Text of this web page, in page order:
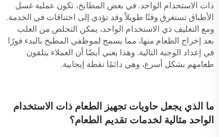
ذات الاستخدام الواحد. في بعض المطابخ، تكون عملية غسل
الأطباق تستغرق وقتًا طويلاً وقد تؤدي إلى اختناقات في الخدمة.
ومع التغليف ذي الاستخدام الواحد، يمكن التخلص من العلب
بعد إخراج الطعام منها، مما يسمح لموظفي المطبخ بالبدء فورًا
في إعداد الوجبة التالية. وهذا يعني أيضًا أن العملاء يتلقون
طعامهم بشكل أسرع، وهي دائمًا نقطة إيجابية.
ما الذي يجعل حاويات تجهيز الطعام ذات الاستخدام
الواحد مثالية لخدمات تقديم الطعام؟